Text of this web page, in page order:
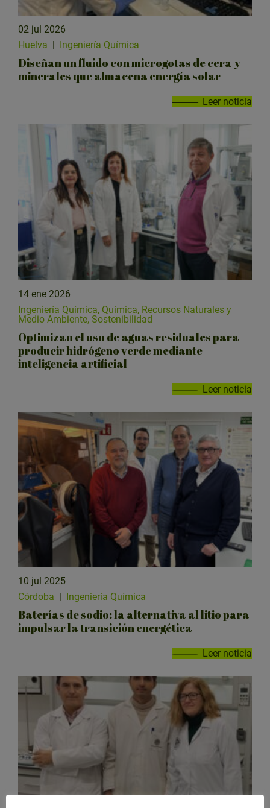
02 jul 2026
Huelva | Ingeniería Química
Diseñan un fluido con microgotas de cera y
minerales que almacena energía solar
Leer noticia
14 ene 2026
Ingeniería Química, Química, Recursos Naturales y
Medio Ambiente, Sostenibilidad
Optimizan el uso de aguas residuales para
producir hidrógeno verde mediante
inteligencia artificial
Leer noticia
10 jul 2025
Córdoba
Ingeniería Química
Baterías de sodio: la alternativa al litio para
impulsar la transición energética
Leer noticia